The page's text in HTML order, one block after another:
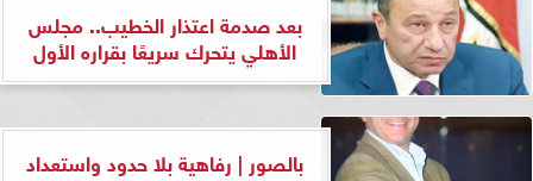
بعد صدمة اعتذار الخطيب.. مجلس
الأهلي يتحرك سريعًا بقراره الأول
بالصور | رفاهية بلا حدود واستعداد